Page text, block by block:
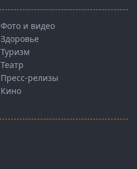
Фото и видео
Здоровье
Туризм
Театр
Пресс-релизы
Кино